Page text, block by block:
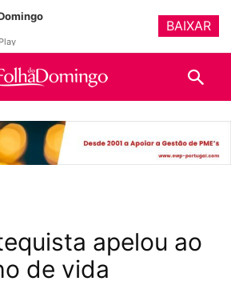
apelou ao
de vida
BAIXAR